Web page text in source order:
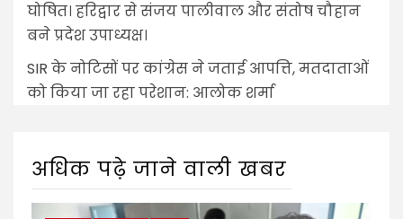
घोषित। हरिद्वार से संजय पालीवाल और संतोष चौहान
बने प्रदेश उपाध्यक्ष।
SIR के नोटिसों पर कांग्रेस ने जताई आपत्ति, मतदाताओं
को किया जा रहा परेशान: आलोक शर्मा
अधिक पढ़े जाने वाली खबर